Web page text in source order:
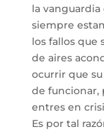
la
siempre
los fallos que
de aires
ocurrir que
de funcionar,
entres en
Es por tal